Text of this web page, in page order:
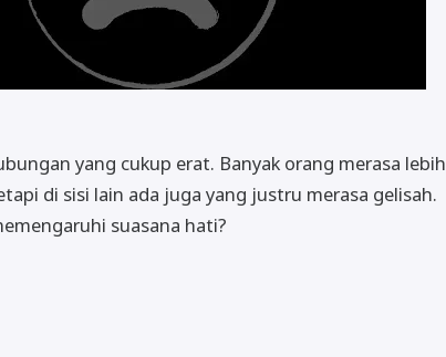
yang cukup erat. Banyak orang merasa lebih
di sisi lain ada juga yang justru merasa gelisah.
suasana hati?